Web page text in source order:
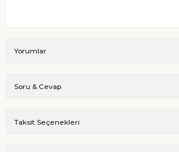
Yorumlar
Soru & Cevap
Taksit Seçenekleri